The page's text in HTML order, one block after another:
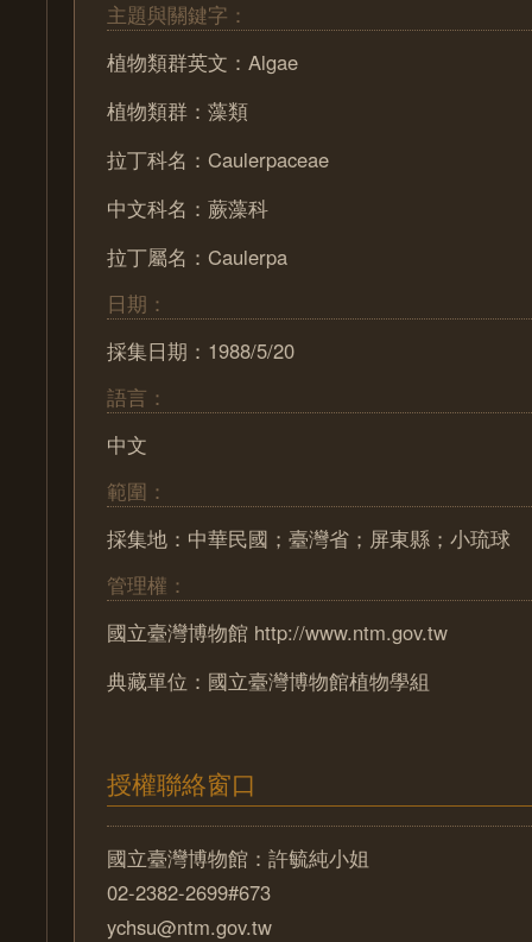
主題與關鍵字：
植物類群英文：Algae
植物類群：藻類
拉丁科名：Caulerpaceae
中文科名：蕨藻科
拉丁屬名：Caulerpa
日期：
採集日期：1988/5/20
語言：
中文
範圍：
採集地：中華民國；臺灣省；屏東縣；小琉球
管理權：
國立臺灣博物館 http://www.ntm.gov.tw
典藏單位：國立臺灣博物館植物學組
授權聯絡窗口
國立臺灣博物館：許毓純小姐
02-2382-2699#673
ychsu@ntm.gov.tw